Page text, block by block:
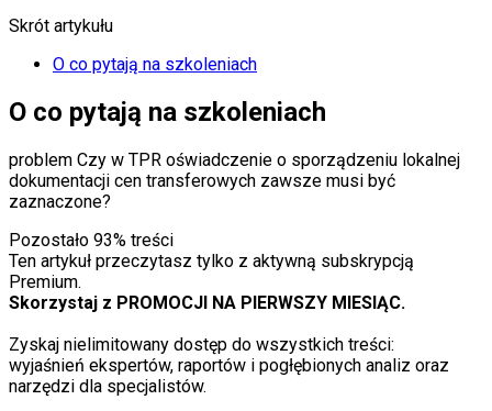
Skrót artykułu
O co pytają na szkoleniach
O co pytają na szkoleniach
problem Czy w TPR oświadczenie o sporządzeniu lokalnej
dokumentacji cen transferowych zawsze musi być
zaznaczone?
Pozostało 93% treści
Ten artykuł przeczytasz tylko z aktywną subskrypcją
Premium.
Skorzystaj z PROMOCJI NA PIERWSZY MIESIĄC.
Zyskaj nielimitowany dostęp do wszystkich treści:
wyjaśnień ekspertów, raportów i pogłębionych analiz oraz
narzędzi dla specjalistów.